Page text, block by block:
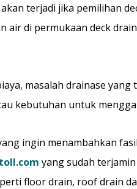
terjadi jika pemilihan
air di permukaan deck
masalah drainase
kebutuhan untuk
ingin menambahkan
yang sudah
floor drain, roof drain